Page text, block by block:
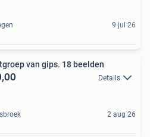
9 jul 26
van gips. 18 beelden
Details
2 aug 26